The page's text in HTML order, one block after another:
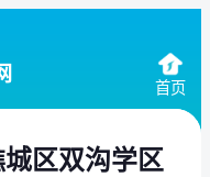
首页
城区双沟学区